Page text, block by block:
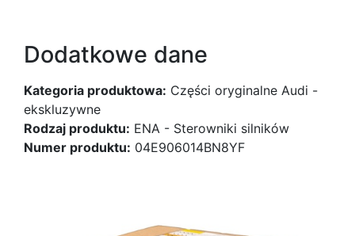
Dodatkowe dane
Kategoria produktowa: Części oryginalne Audi -
ekskluzywne
Rodzaj produktu: ENA - Sterowniki silników
Numer produktu: 04E906014BN8YF